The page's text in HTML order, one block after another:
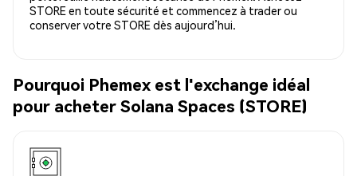
STORE en toute sécurité et commencez à trader ou
conserver votre STORE dès aujourd’hui.
Pourquoi Phemex est l'exchange idéal
pour acheter Solana Spaces (STORE)